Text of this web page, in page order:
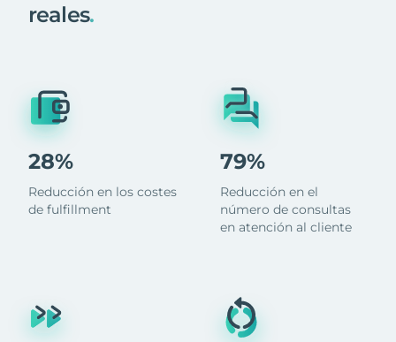
reales.
28%
Reducción en los costes
de fulfillment
79%
Reducción en el
número de consultas
en atención al cliente